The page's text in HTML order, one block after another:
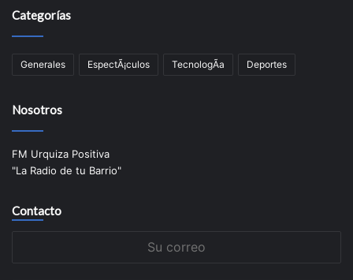
Categorías
Generales EspectÃ¡culos TecnologÃ­a Deportes
Nosotros
FM Urquiza Positiva
"La Radio de tu Barrio"
Contacto